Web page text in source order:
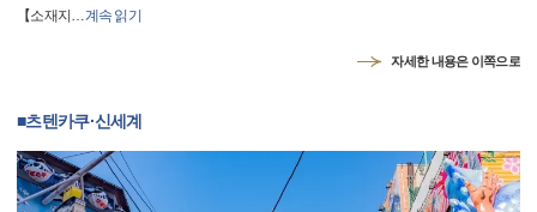
【소재지 …계속 읽기
자세한 내용은 이쪽으로
■츠텐카쿠·신세계